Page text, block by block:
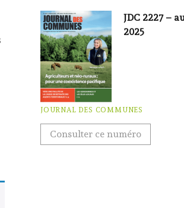
JDC 2227 –
2025
JOURNAL DES COMMUNES
Consulter ce numéro